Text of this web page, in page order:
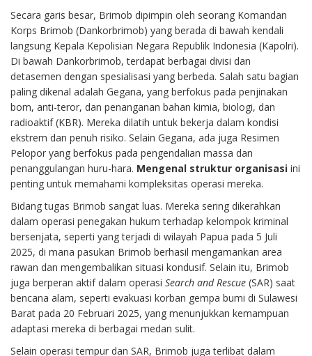
Secara garis besar, Brimob dipimpin oleh seorang Komandan
Korps Brimob (Dankorbrimob) yang berada di bawah kendali
langsung Kepala Kepolisian Negara Republik Indonesia (Kapolri).
Di bawah Dankorbrimob, terdapat berbagai divisi dan
detasemen dengan spesialisasi yang berbeda. Salah satu bagian
paling dikenal adalah Gegana, yang berfokus pada penjinakan
bom, anti-teror, dan penanganan bahan kimia, biologi, dan
radioaktif (KBR). Mereka dilatih untuk bekerja dalam kondisi
ekstrem dan penuh risiko. Selain Gegana, ada juga Resimen
Pelopor yang berfokus pada pengendalian massa dan
penanggulangan huru-hara. Mengenal struktur organisasi ini
penting untuk memahami kompleksitas operasi mereka.
Bidang tugas Brimob sangat luas. Mereka sering dikerahkan
dalam operasi penegakan hukum terhadap kelompok kriminal
bersenjata, seperti yang terjadi di wilayah Papua pada 5 Juli
2025, di mana pasukan Brimob berhasil mengamankan area
rawan dan mengembalikan situasi kondusif. Selain itu, Brimob
juga berperan aktif dalam operasi Search and Rescue (SAR) saat
bencana alam, seperti evakuasi korban gempa bumi di Sulawesi
Barat pada 20 Februari 2025, yang menunjukkan kemampuan
adaptasi mereka di berbagai medan sulit.
Selain operasi tempur dan SAR, Brimob juga terlibat dalam